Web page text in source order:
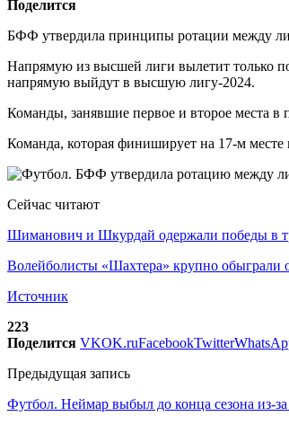
Поделится
БФФ утвердила принципы ротации между
Напрямую из высшей лиги вылетит только
напрямую выйдут в высшую лигу-2024.
Команды, занявшие первое и второе места в
Команда, которая финиширует на 17-м
Сейчас читают
Шиманович и Шкурдай одержали победы в
Волейболисты «Шахтера» крупно обыграли
Источник
223
Поделится VKOK.ruFacebookTwitter
Предыдущая запись
Футбол. Неймар выбыл до конца сезона из-